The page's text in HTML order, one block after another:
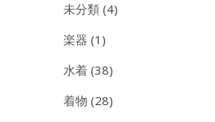
未分類 (4)
楽器 (1)
水着 (38)
着物 (28)